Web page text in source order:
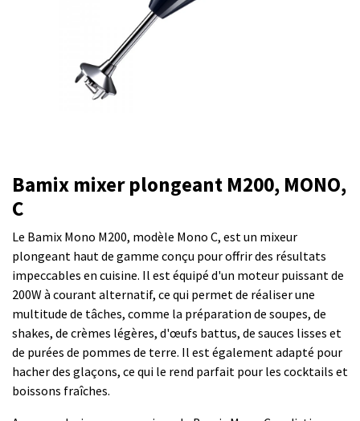
Bamix mixer plongeant M200, MONO,
C
Le Bamix Mono M200, modèle Mono C, est un mixeur
plongeant haut de gamme conçu pour offrir des résultats
impeccables en cuisine. Il est équipé d'un moteur puissant de
200W à courant alternatif, ce qui permet de réaliser une
multitude de tâches, comme la préparation de soupes, de
shakes, de crèmes légères, d'œufs battus, de sauces lisses et
de purées de pommes de terre. Il est également adapté pour
hacher des glaçons, ce qui le rend parfait pour les cocktails et
boissons fraîches​.